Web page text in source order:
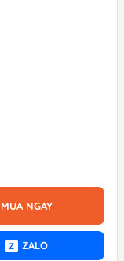
MUA NGAY
Z ZALO